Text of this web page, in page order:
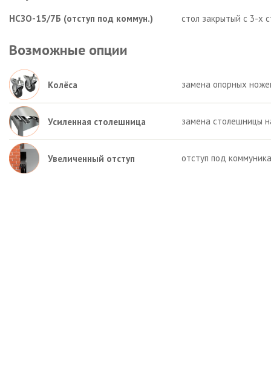
НСЗО-15/7Б (отступ под коммун.) стол закрытый с 3-х
Возможные опции
Колёса замена опорных
Усиленная столешница замена столешницы
Увеличенный отступ отступ под